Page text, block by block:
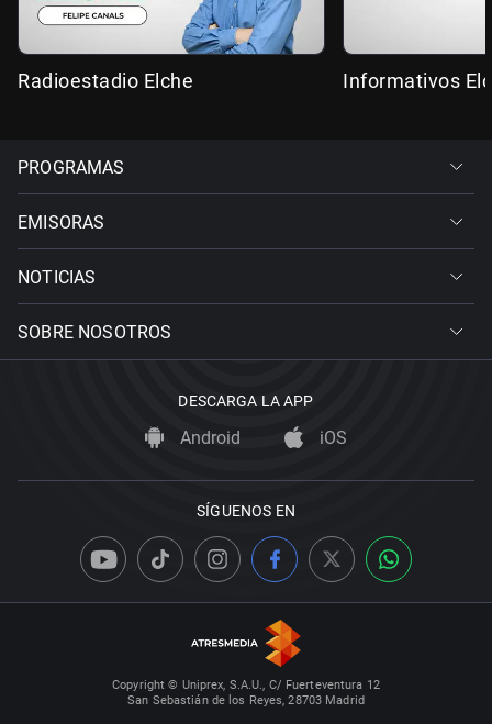
Radioestadio Elche Informativos
PROGRAMAS
EMISORAS
NOTICIAS
SOBRE NOSOTROS
DESCARGA LA APP
Android iOS
SÍGUENOS EN
Copyright © Uniprex, S.A.U., C/ Fuerteventura 12
San Sebastián de los Reyes, 28703 Madrid